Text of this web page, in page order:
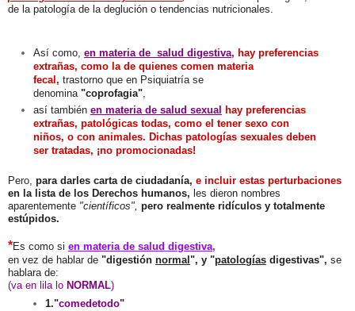
de la patología de la deglución o tendencias nutricionales.
Así como, en materia de salud digestiva, hay preferencias
extrañas, como la de quienes comen materia
fecal, trastorno que en Psiquiatría se
denomina "coprofagia",
así también en materia de salud sexual hay preferencias
extrañas, patológicas todas, como el tener sexo con
niños, o con animales. Dichas patologías sexuales deben
ser tratadas, ¡no promocionadas!
Pero, para darles carta de ciudadanía, e incluir estas perturbaciones
en la lista de los Derechos humanos, les dieron nombres
aparentemente "científicos", pero realmente ridículos y totalmente
estúpidos.
*Es como si en materia de salud digestiva,
en vez de hablar de "digestión normal ", y "patologías digestivas", se
hablara de:
(va en lila lo NORMAL)
1."comedetodo"